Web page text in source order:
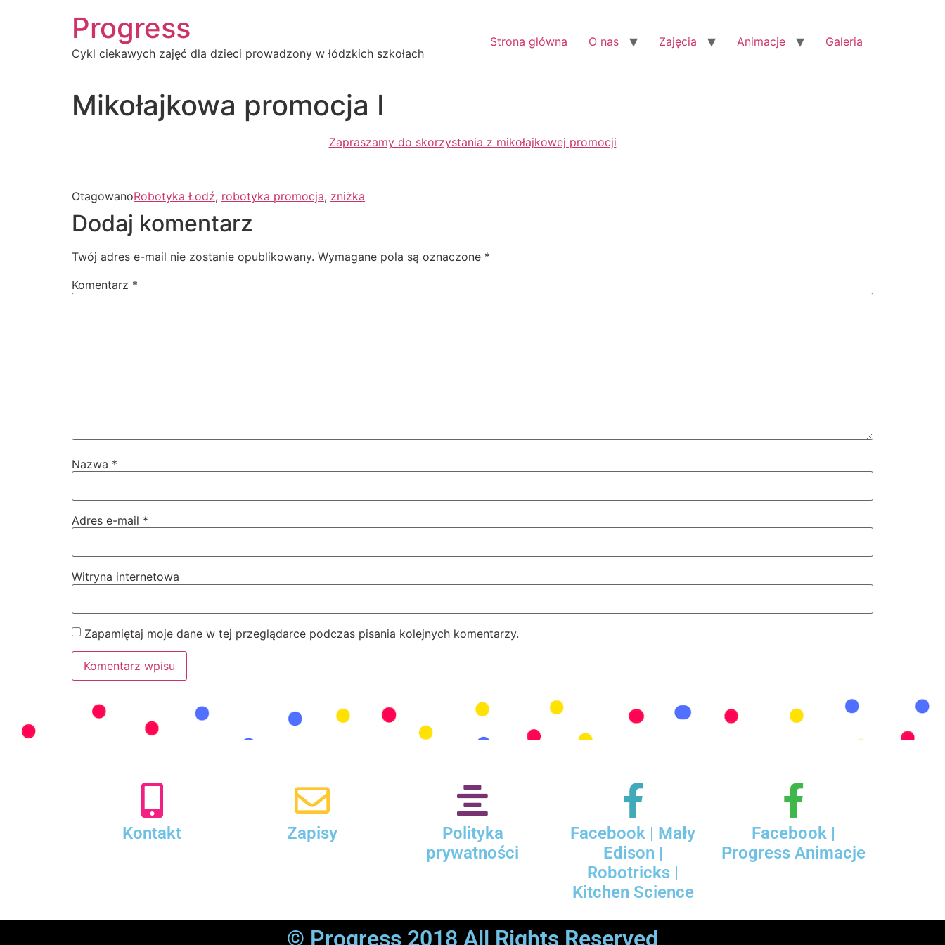
Progress
Cykl ciekawych zajęć dla dzieci prowadzony w łódzkich szkołach
Strona główna O nas Zajęcia Animacje Galeria
Mikołajkowa promocja I
Zapraszamy do skorzystania z mikołajkowej promocji
OtagowanoRobotyka Łodź, robotyka promocja, zniżka
Dodaj komentarz
Twój adres e-mail nie zostanie opublikowany. Wymagane pola są oznaczone *
Komentarz *
Nazwa *
Adres e-mail *
Witryna internetowa
Zapamiętaj moje dane w tej przeglądarce podczas pisania kolejnych komentarzy.
Kontakt Zapisy
Polityka
prywatności
Facebook | Mały
Edison |
Robotricks |
Kitchen Science
Facebook |
Progress Animacje
© Progress 2018 All Rights Reserved